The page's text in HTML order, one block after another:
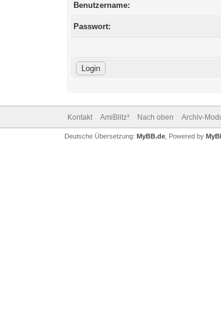
Benutzername:
Passwort:
Kontakt AmiBlitz³ Nach oben Archiv-
Deutsche Übersetzung: MyBB.de, Powered by